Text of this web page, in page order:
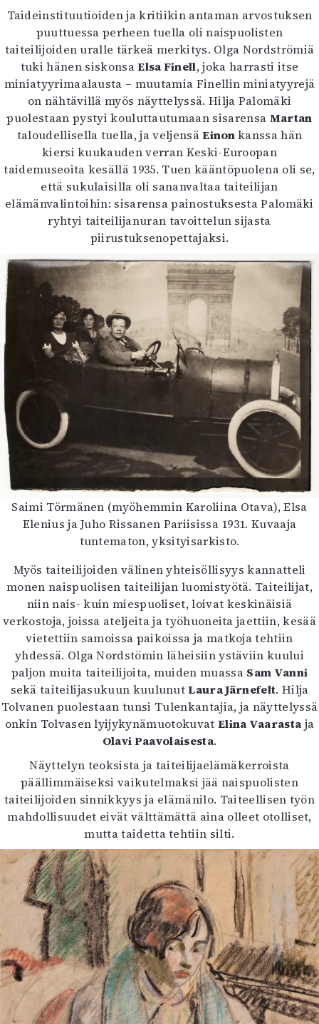
Taideinstituutioiden ja kritiikin antaman arvostuksen
puuttuessa perheen tuella oli naispuolisten
taiteilijoiden uralle tärkeä merkitys. Olga Nordströmiä
tuki hänen siskonsaElsa Finell, joka harrasti itse
miniatyyrimaalausta – muutamia Finellin miniatyyrejä
on nähtävillä myös näyttelyssä. Hilja Palomäki
puolestaan pystyi kouluttautumaan sisarensa Martan
taloudellisella tuella, ja veljensäEinonkanssa hän
kiersi kuukauden verran Keski-Euroopan
taidemuseoita kesällä 1935. Tuen kääntöpuolena oli se,
että sukulaisilla oli sananvaltaa taiteilijan
elämänvalintoihin: sisarensa painostuksesta Palomäki
ryhtyi taiteilijanuran tavoittelun sijasta
piirustuksenopettajaksi.
Saimi Törmänen (myöhemmin Karoliina Otava), Elsa
Elenius ja Juho Rissanen Pariisissa 1931. Kuvaaja
tuntematon, yksityisarkisto.
Myös taiteilijoiden välinen yhteisöllisyys kannatteli
monen naispuolisen taiteilijan luomistyötä. Taiteilijat,
niin nais- kuin miespuoliset, loivat keskinäisiä
verkostoja, joissa ateljeita ja työhuoneita jaettiin, kesää
vietettiin samoissa paikoissa ja matkoja tehtiin
yhdessä. Olga Nordstömin läheisiin ystäviin kuului
paljon muita taiteilijoita, muiden muassa Sam Vanni
sekä taiteilijasukuun kuulunutLaura Järnefelt. Hilja
Tolvanen puolestaan tunsi Tulenkantajia, ja näyttelyssä
onkin Tolvasen lyijykynämuotokuvat Elina Vaarasta ja
Olavi Paavolaisesta.
Näyttelyn teoksista ja taiteilijaelämäkerroista
päällimmäiseksi vaikutelmaksi jää naispuolisten
taiteilijoiden sinnikkyys ja elämänilo. Taiteellisen työn
mahdollisuudet eivät välttämättä aina olleet otolliset,
mutta taidetta tehtiin silti.